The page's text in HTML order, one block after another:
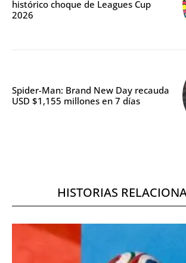
histórico choque de Leagues Cup
2026
Spider-Man: Brand New Day recauda
USD $1,155 millones en 7 días
HISTORIAS